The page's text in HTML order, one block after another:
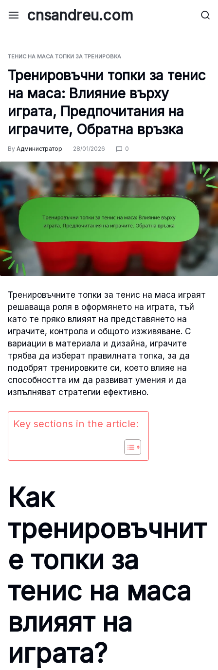
cnsandreu.com
ТЕНИС НА МАСА ТОПКИ ЗА ТРЕНИРОВКА
Тренировъчни топки за тенис
на маса: Влияние върху
играта, Предпочитания на
играчите, Обратна връзка
By Администратор 28/01/2026 0
Тренировъчните топки за тенис на маса играят
решаваща роля в оформянето на играта, тъй
като те пряко влияят на представянето на
играчите, контрола и общото изживяване. С
вариации в материала и дизайна, играчите
трябва да изберат правилната топка, за да
подобрят тренировките си, което влияе на
способността им да развиват умения и да
изпълняват стратегии ефективно.
Key sections in the article:
Как
тренировъчнит
е топки за
тенис на маса
влияят на
играта?